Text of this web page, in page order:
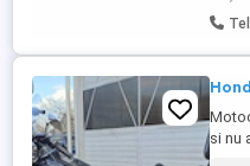
si nu